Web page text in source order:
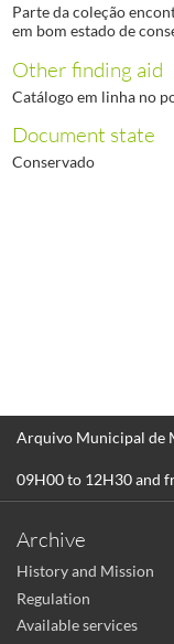
Parte da coleção
em bom estado de
Other finding aid
Catálogo em linha no
Document state
Conservado
Arquivo Municipal de
09H00 to 12H30 and
Archive
History and Mission
Regulation
Available services